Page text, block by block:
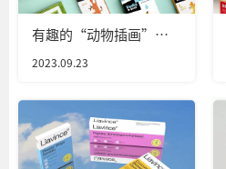
有趣的“动物插画”
设计
2023.09.23